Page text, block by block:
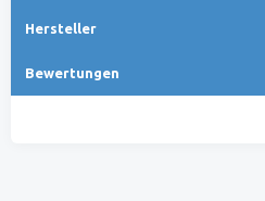
Hersteller
Bewertungen